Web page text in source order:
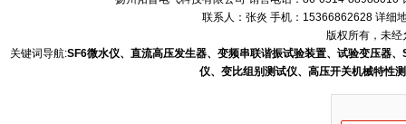
联系人：张炎 手机：15366862628 详细
版权所有，未
关键词导航:SF6微水仪、直流高压发生器、变频串联谐振试验装置、试验变压器
仪、变比组别测试仪、高压开关机械特性